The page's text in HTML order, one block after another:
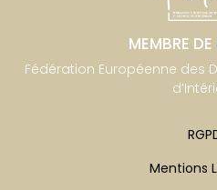
MEMBRE
Fédération Européenne des
Mentions